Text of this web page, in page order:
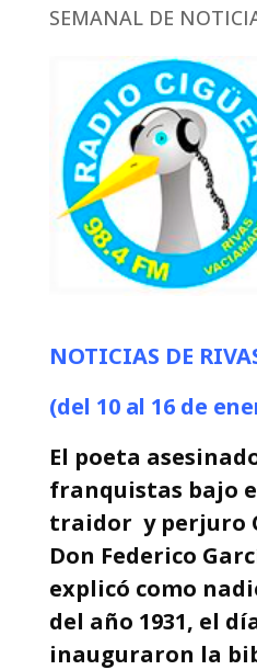
SEMANAL DE
NOTICIAS DE
(del 10 al 16 de
El poeta
franquistas bajo
traidor y perjuro
Don Federico
explicó como
del año 1931, el
inauguraron la